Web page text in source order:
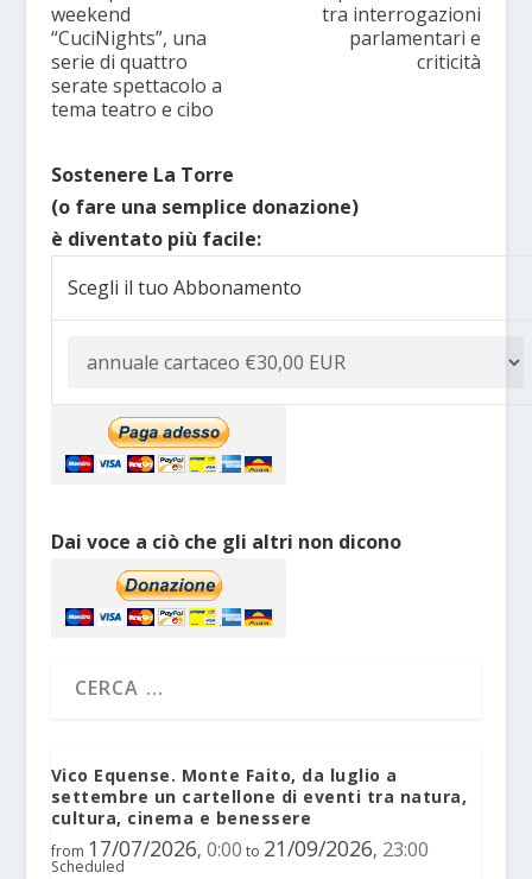
weekend
“CuciNights”, una
serie di quattro
serate spettacolo a
tema teatro e cibo
tra interrogazioni
parlamentari e
criticità
Sostenere La Torre
(o fare una semplice donazione)
è diventato più facile:
Scegli il tuo Abbonamento
Dai voce a ciò che gli altri non dicono
Vico Equense. Monte Faito, da luglio a
settembre un cartellone di eventi tra natura,
cultura, cinema e benessere
from 17/07/2026, 0:00 to 21/09/2026, 23:00
Scheduled